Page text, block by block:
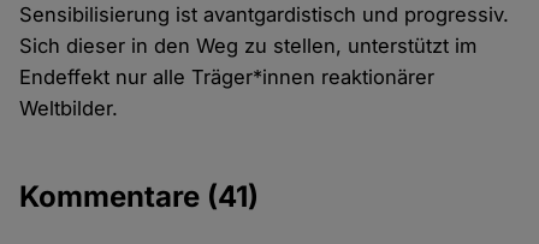
Sensibilisierung ist avantgardistisch und progressiv.
Sich dieser in den Weg zu stellen, unterstützt im
Endeffekt nur alle Träger*innen reaktionärer
Weltbilder.
Kommentare (41)